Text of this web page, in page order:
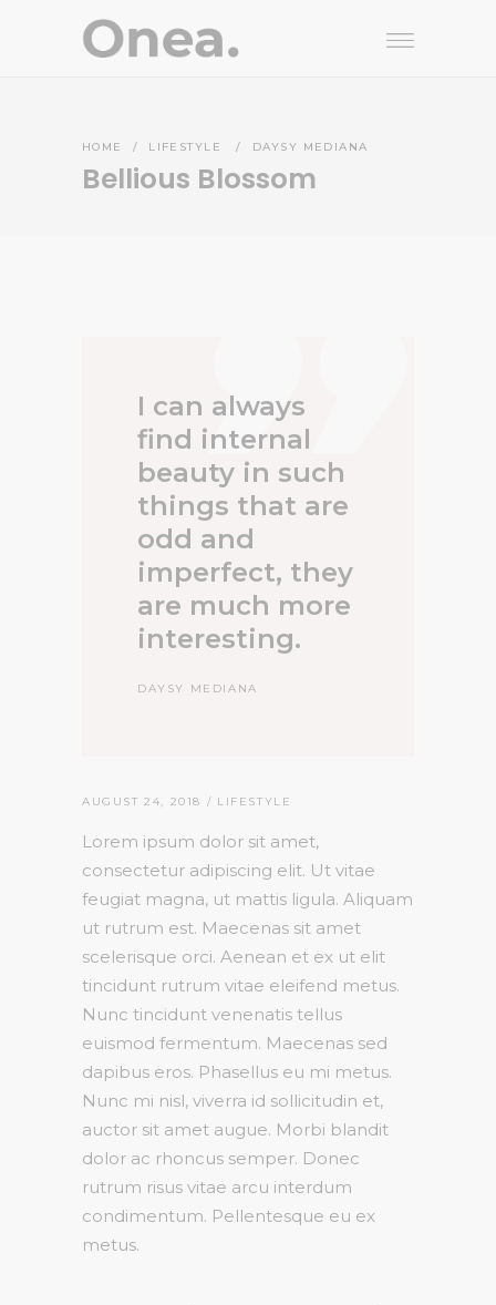
HOME / LIFESTYLE / DAYSY MEDIANA
Bellious Blossom
I can always
find internal
beauty in such
things that are
odd and
imperfect, they
are much more
interesting.
DAYSY MEDIANA
AUGUST 24, 2018 LIFESTYLE
Lorem ipsum dolor sit amet,
consectetur adipiscing elit. Ut vitae
feugiat magna, ut mattis ligula. Aliquam
ut rutrum est. Maecenas sit amet
scelerisque orci. Aenean et ex ut elit
tincidunt rutrum vitae eleifend metus.
Nunc tincidunt venenatis tellus
euismod fermentum. Maecenas sed
dapibus eros. Phasellus eu mi metus.
Nunc mi nisl, viverra id sollicitudin et,
auctor sit amet augue. Morbi blandit
dolor ac rhoncus semper. Donec
rutrum risus vitae arcu interdum
condimentum. Pellentesque eu ex
metus.